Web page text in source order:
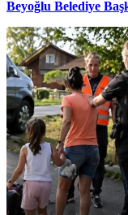
Beyoğlu Belediye